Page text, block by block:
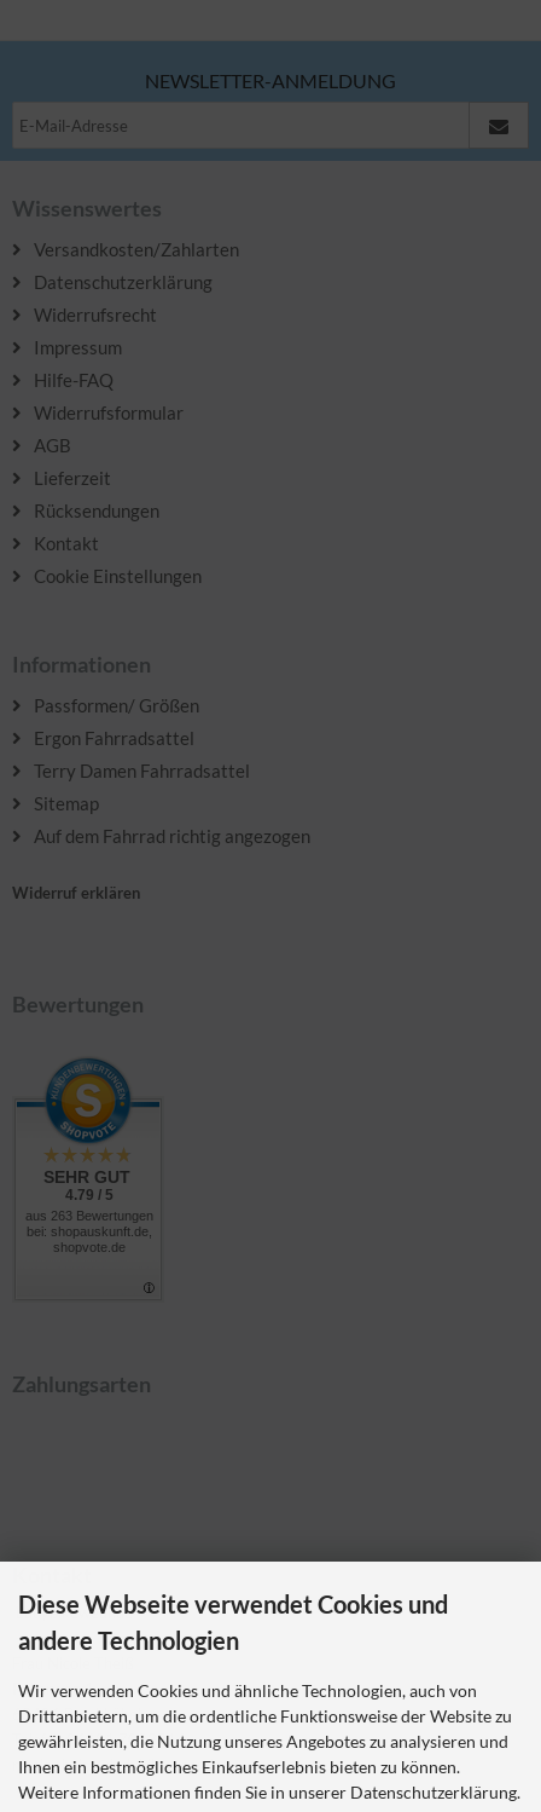
NEWSLETTER-ANMELDUNG
Wissenswertes
Versandkosten/Zahlarten
Datenschutzerklärung
Widerrufsrecht
Impressum
Hilfe-FAQ
Widerrufsformular
AGB
Lieferzeit
Rücksendungen
Kontakt
Cookie Einstellungen
Informationen
Passformen/ Größen
Ergon Fahrradsattel
Terry Damen Fahrradsattel
Sitemap
Auf dem Fahrrad richtig angezogen
Widerruf erklären
Bewertungen
SEHR GUT
4.79 / 5
aus 263 Bewertungen
bei: shopauskunft.de,
shopvote.de
Zahlungsarten
Ladybikewear.de
Pellerweg 1
63486 Bruchköbel
Telefon 06181 7023214
nicole.theiss@ladybikewear.de
Diese Webseite verwendet Cookies und
andere Technologien
Wir verwenden Cookies und ähnliche Technologien, auch von
Drittanbietern, um die ordentliche Funktionsweise der Website zu
gewährleisten, die Nutzung unseres Angebotes zu analysieren und
Ihnen ein bestmögliches Einkaufserlebnis bieten zu können.
Weitere Informationen finden Sie in unserer Datenschutzerklärung.